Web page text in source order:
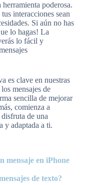
poderosa.
interacciones sean
Si aún no has
lo hagas! La
lo fácil y
es clave en nuestras
mensajes de
sencilla de mejorar
comienza a
de una
y adaptada a ti.
mensaje en iPhone
de texto?